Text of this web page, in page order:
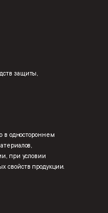
защиты,
в одностороннем
при условии
свойств продукции.